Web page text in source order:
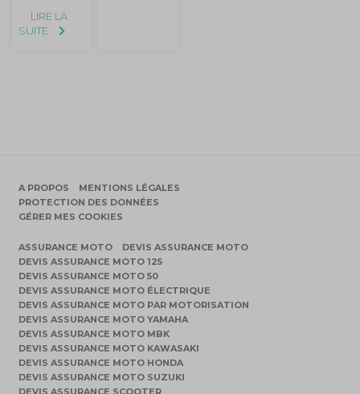
LIRE LA
SUITE
A PROPOS
MENTIONS LÉGALES
PROTECTION DES DONNÉES
GÉRER MES COOKIES
ASSURANCE MOTO
DEVIS ASSURANCE MOTO
DEVIS ASSURANCE MOTO 125
DEVIS ASSURANCE MOTO 50
DEVIS ASSURANCE MOTO ÉLECTRIQUE
DEVIS ASSURANCE MOTO PAR MOTORISATION
DEVIS ASSURANCE MOTO YAMAHA
DEVIS ASSURANCE MOTO MBK
DEVIS ASSURANCE MOTO KAWASAKI
DEVIS ASSURANCE MOTO HONDA
DEVIS ASSURANCE MOTO SUZUKI
DEVIS ASSURANCE SCOOTER